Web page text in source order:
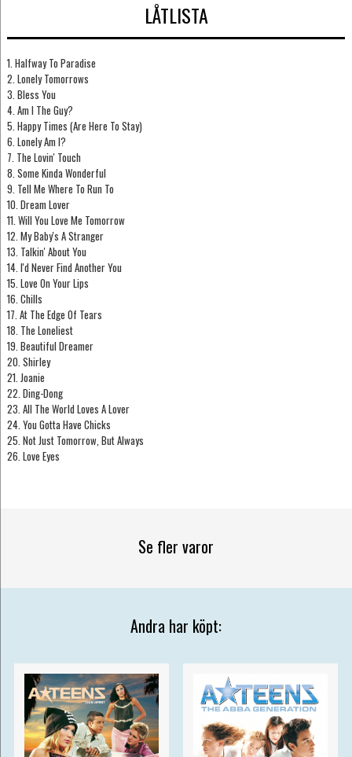
LÅTLISTA
1. Halfway To Paradise
2. Lonely Tomorrows
3. Bless You
4. Am I The Guy?
5. Happy Times (Are Here To Stay)
6. Lonely Am I?
7. The Lovin' Touch
8. Some Kinda Wonderful
9. Tell Me Where To Run To
10. Dream Lover
11. Will You Love Me Tomorrow
12. My Baby's A Stranger
13. Talkin' About You
14. I'd Never Find Another You
15. Love On Your Lips
16. Chills
17. At The Edge Of Tears
18. The Loneliest
19. Beautiful Dreamer
20. Shirley
21. Joanie
22. Ding-Dong
23. All The World Loves A Lover
24. You Gotta Have Chicks
25. Not Just Tomorrow, But Always
26. Love Eyes
Se fler varor
Andra har köpt: